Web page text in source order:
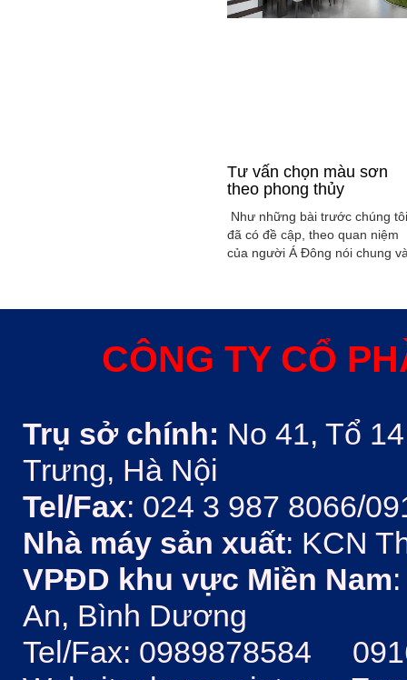
Tư vấn chọn màu sơn
theo phong thủy
Như những bài trước chúng tôi
đã có đề cập, theo quan niệm
của người Á Đông nói chung
xây dụng nhà ở hoặc bất kỳ
thủy trong ngôi nhà thường
được quyết định bởi các nhân
CÔNG TY CỔ
Trụ sở chính: No 41, Tổ
Trưng, Hà Nội
Tel/Fax: 024 3 987 8066/
Nhà máy sản xuất: KCN
VPĐD khu vực Miền Nam
An, Bình Dương
Tel/Fax: 0989878584